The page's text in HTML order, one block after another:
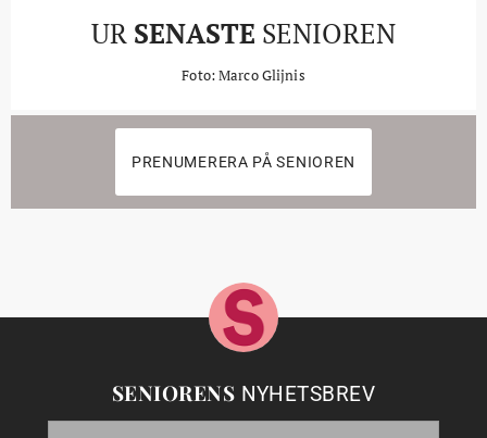
UR SENASTE SENIOREN
Foto: Marco Glijnis
PRENUMERERA PÅ SENIOREN
SENIORENS NYHETSBREV